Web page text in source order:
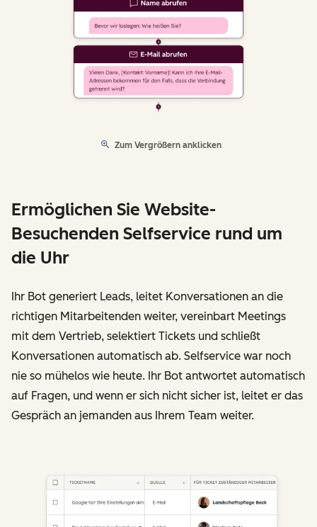
Zum Vergrößern anklicken
Ermöglichen Sie Website-
Besuchenden Selfservice rund um
die Uhr
Ihr Bot generiert Leads, leitet Konversationen an die
richtigen Mitarbeitenden weiter, vereinbart Meetings
mit dem Vertrieb, selektiert Tickets und schließt
Konversationen automatisch ab. Selfservice war noch
nie so mühelos wie heute. Ihr Bot antwortet automatisch
auf Fragen, und wenn er sich nicht sicher ist, leitet er das
Gespräch an jemanden aus Ihrem Team weiter.